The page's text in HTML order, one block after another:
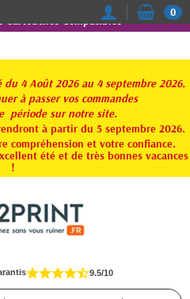
Cartouches Compatibles
du 4 Août 2026 au 4 septembre 2026.
à passer vos commandes
période sur notre site.
à partir du 5 septembre 2026.
compréhension et votre confiance.
été et de très bonnes vacances
!
0
9.5/10